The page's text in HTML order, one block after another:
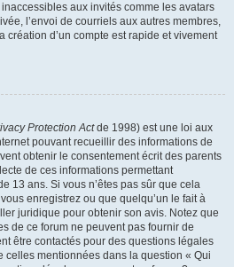
aux invités comme les avatars
l’envoi de courriels aux autres membres,
création d’un compte est rapide et vivement
Protection Actde 1998) est une loi aux
pouvant recueillir des informations de
obtenir le consentement écrit des parents
de ces informations permettant
13 ans. Si vous n’êtes pas sûr que cela
enregistrez ou que quelqu’un le fait à
juridique pour obtenir son avis. Notez que
de ce forum ne peuvent pas fournir de
être contactés pour des questions légales
celles mentionnées dans la question « Qui